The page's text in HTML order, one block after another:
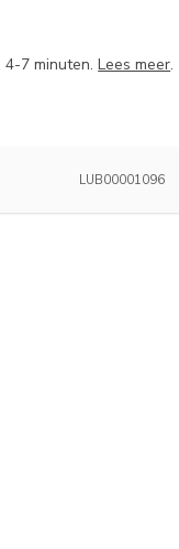
4-7 minuten.Lees meer.
LUB00001096